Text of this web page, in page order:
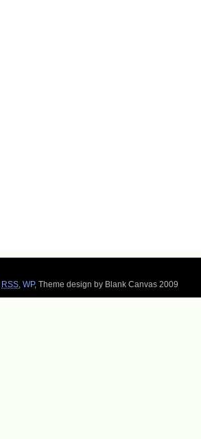
RSS WP, Theme design by Blank Canvas 2009